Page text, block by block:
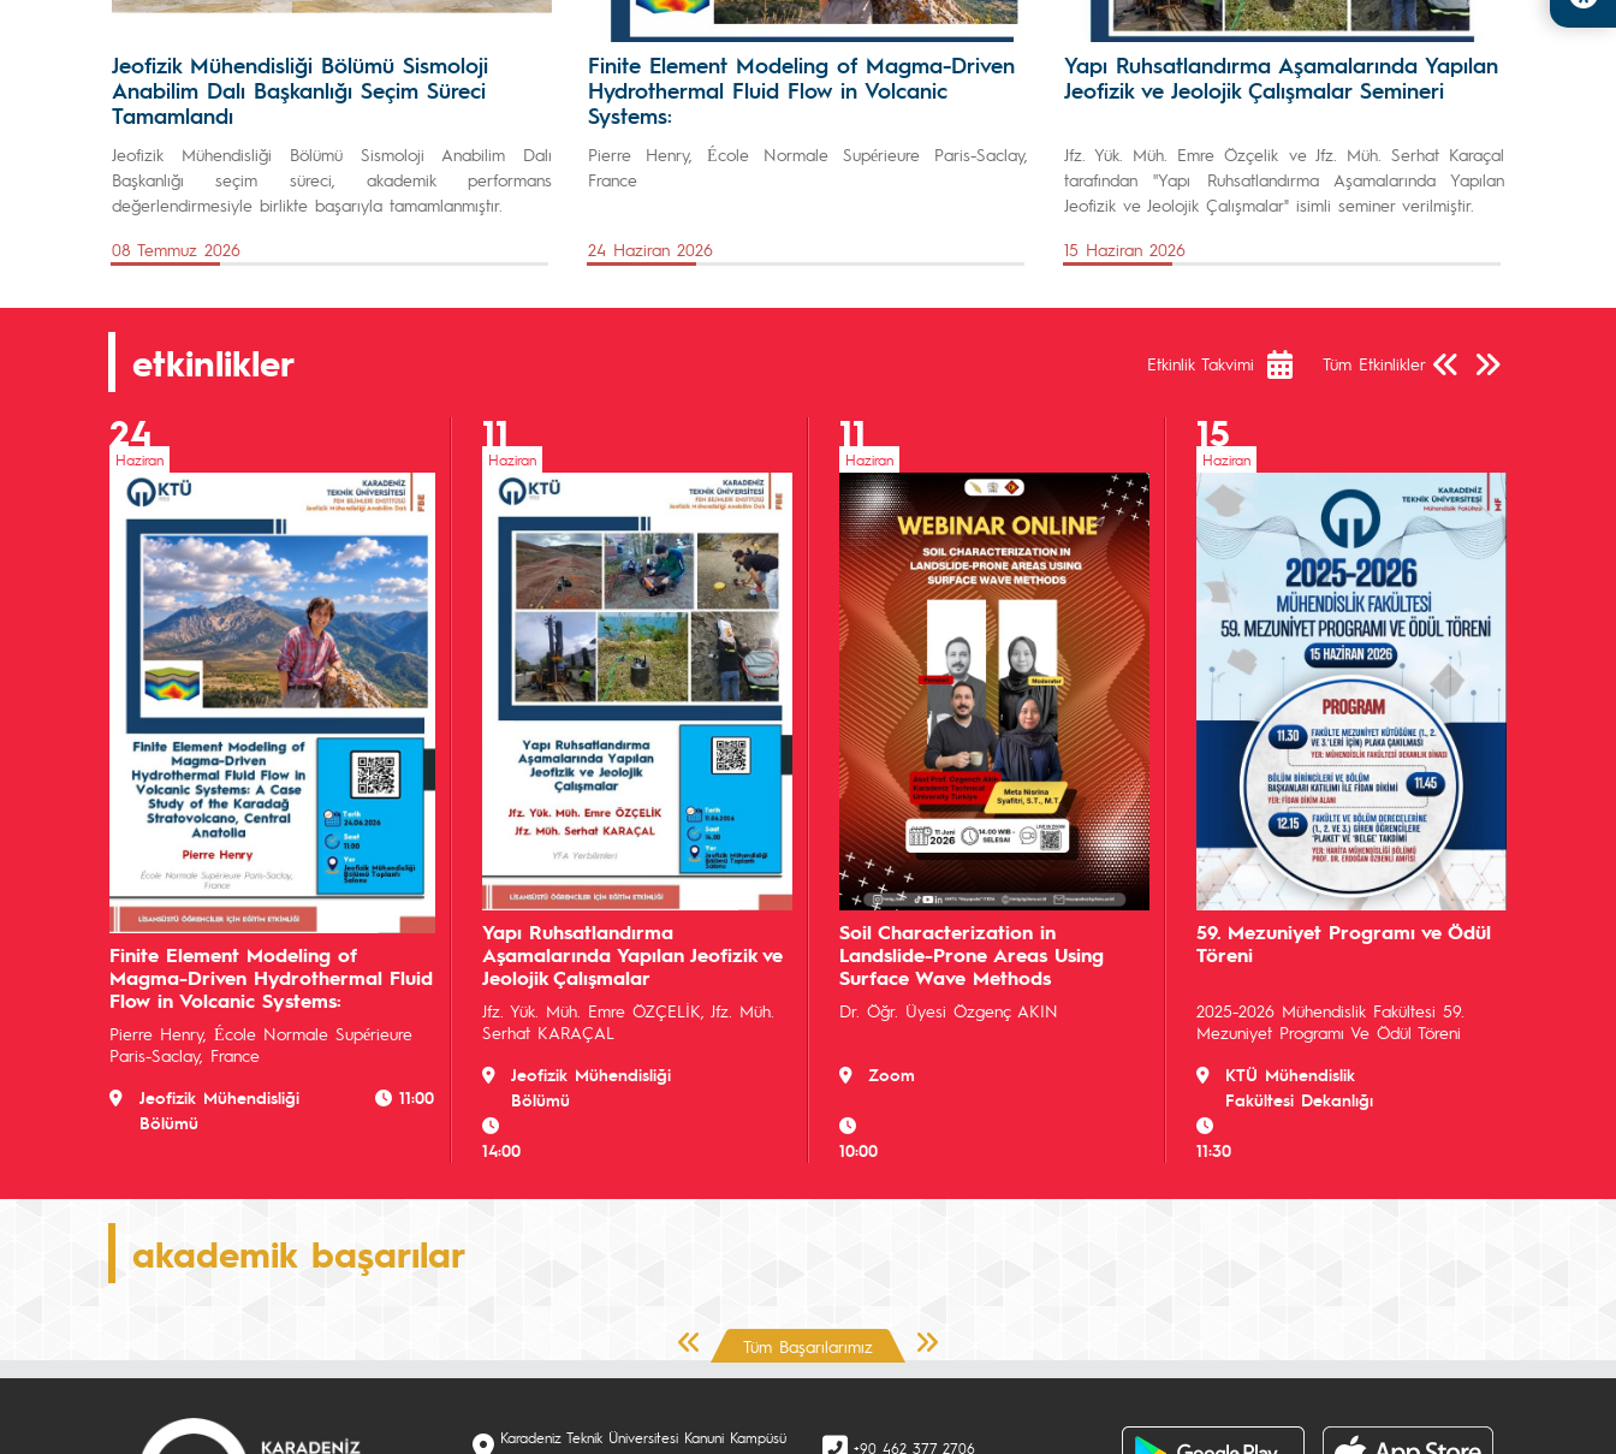
Jeofizik Mühendisliği Bölümü Sismoloji
Anabilim Dalı Başkanlığı Seçim Süreci
Tamamlandı
Jeofizik Mühendisliği Bölümü Sismoloji Anabilim Dalı
Başkanlığı seçim süreci, akademik performans
değerlendirmesiyle birlikte başarıyla tamamlanmıştır.
08 Temmuz 2026
Finite Element Modeling of Magma-Driven
Hydrothermal Fluid Flow in Volcanic
Systems:
Pierre Henry, École Normale Supérieure Paris-Saclay,
France
24 Haziran 2026
Yapı Ruhsatlandırma Aşamalarında Yapılan
Jeofizik ve Jeolojik Çalışmalar Semineri
Jfz. Yük. Müh. Emre Özçelik ve Jfz. Müh. Serhat Karaçal
tarafından ''Yapı Ruhsatlandırma Aşamalarında Yapılan
Jeofizik ve Jeolojik Çalışmalar" isimli seminer verilmiştir.
15 Haziran 2026
etkinlikler Etkinlik Takvimi Tüm Etkinlikler
Önceki SayfaSonraki Sayfa
24
Haziran
Finite Element Modeling of
Magma-Driven Hydrothermal Fluid
Flow in Volcanic Systems:
Pierre Henry, École Normale Supérieure
Paris-Saclay, France
Jeofizik Mühendisliği
Bölümü
11:00
11
Haziran
Yapı Ruhsatlandırma
Aşamalarında Yapılan Jeofizik ve
Jeolojik Çalışmalar
Jfz. Yük. Müh. Emre ÖZÇELİK, Jfz. Müh.
Serhat KARAÇAL
Jeofizik Mühendisliği
Bölümü
14:00
11
Haziran
Soil Characterization in
Landslide-Prone Areas Using
Surface Wave Methods
Dr. Öğr. Üyesi Özgenç AKIN
Zoom
10:00
15
Haziran
59. Mezuniyet Programı ve Ödül
Töreni
2025-2026 Mühendislik Fakültesi 59.
Mezuniyet Programı Ve Ödül Töreni
KTÜ Mühendislik
Fakültesi Dekanlığı
11:30
akademik başarılar
Önceki SayfaTüm Başarılarımız Sonraki Sayfa
Karadeniz Teknik Üniversitesi Kanuni Kampüsü
+90 462 377 2706